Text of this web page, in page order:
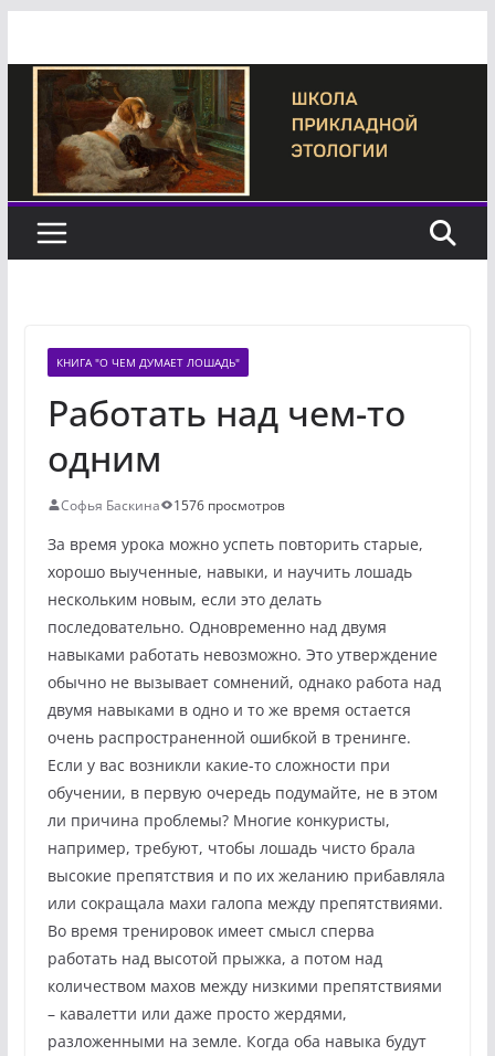
содержимому
КНИГА "О ЧЕМ ДУМАЕТ ЛОШАДЬ"
Работать над чем-то
одним
Софья Баскина 1576 просмотров
За время урока можно успеть повторить старые,
хорошо выученные, навыки, и научить лошадь
нескольким новым, если это делать
последовательно. Одновременно над двумя
навыками работать невозможно. Это утверждение
обычно не вызывает сомнений, однако работа над
двумя навыками в одно и то же время остается
очень распространенной ошибкой в тренинге.
Если у вас возникли какие-то сложности при
обучении, в первую очередь подумайте, не в этом
ли причина проблемы? Многие конкуристы,
например, требуют, чтобы лошадь чисто брала
высокие препятствия и по их желанию прибавляла
или сокращала махи галопа между препятствиями.
Во время тренировок имеет смысл сперва
работать над высотой прыжка, а потом над
количеством махов между низкими препятствиями
– кавалетти или даже просто жердями,
разложенными на земле. Когда оба навыка будут